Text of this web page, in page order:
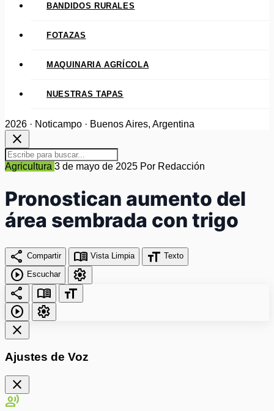
BANDIDOS RURALES
FOTAZAS
MAQUINARIA AGRÍCOLA
NUESTRAS TAPAS
2026 · Noticampo · Buenos Aires, Argentina
close
Agricultura 3 de mayo de 2025 Por Redacción
Pronostican aumento del
área sembrada con trigo
share Compartir menu_book Vista Limpia format_size Texto
play_circle Escuchar
settings
share
menu_book
format_size
play_circle
settings
close
Ajustes de Voz
close
record_voice_over